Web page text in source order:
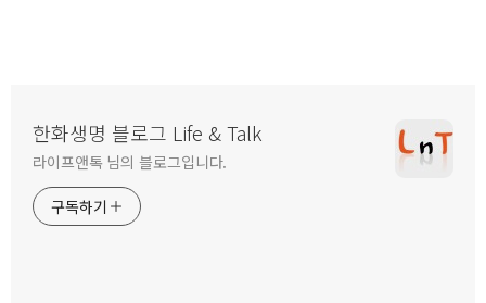
한화생명 블로그 Life & Talk
라이프앤톡 님의 블로그입니다.
구독하기